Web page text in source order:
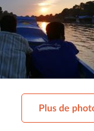
Plus de